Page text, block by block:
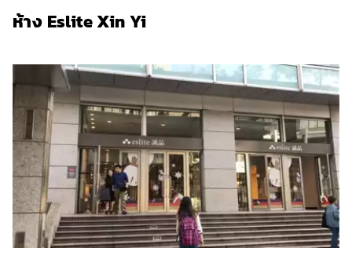
ห้าง Eslite Xin Yi